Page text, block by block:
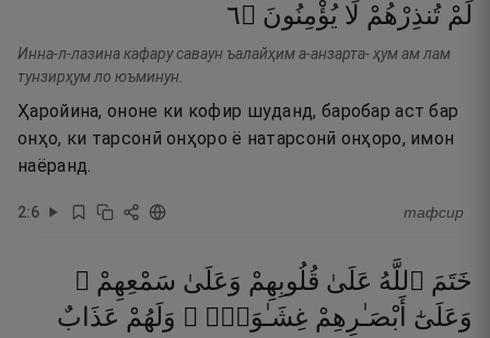
لَمْ تُنذِرْهُمْ لَا يُؤْمِنُونَ ۝٦
Инна-л-лазина кафару саваун ъалайҳим а-анзарта- ҳум ам лам
тунзирҳум ло юъминун.
Ҳаройина, ононе ки кофир шуданд, баробар аст бар
онҳо, ки тарсонӣ онҳоро ё натарсонӣ онҳоро, имон
наёранд.
2:6 тафсир
خَتَمَ ٱللَّهُ عَلَىٰ قُلُوبِهِمْ وَعَلَىٰ سَمْعِهِمْ ۖ
وَعَلَىٰٓ أَبْصَـٰرِهِمْ غِشَـٰوَةٌۭ ۖ وَلَهُمْ عَذَابٌ